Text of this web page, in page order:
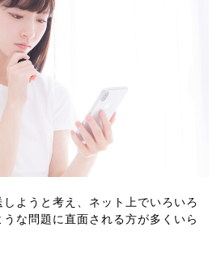
ようと考え、ネット上でいろいろ
な問題に直面される方が多くいら